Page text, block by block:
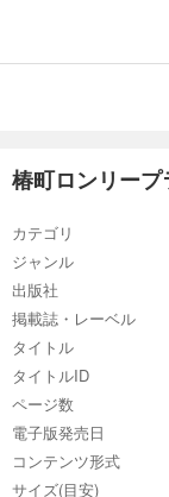
椿町ロンリー
カテゴリ
ジャンル
出版社
掲載誌・レーベル
タイトル
タイトルID
ページ数
電子版発売日
コンテンツ形式
サイズ(目安)